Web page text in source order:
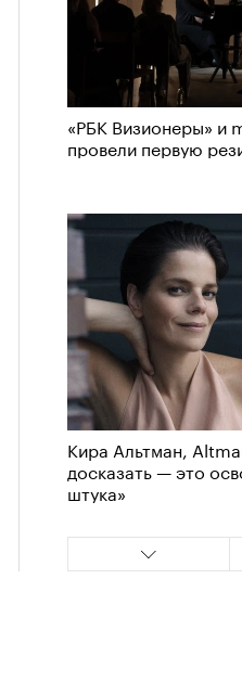
«РБК Визионеры» и
провели первую
Кира Альтман,
досказать — это
штука»